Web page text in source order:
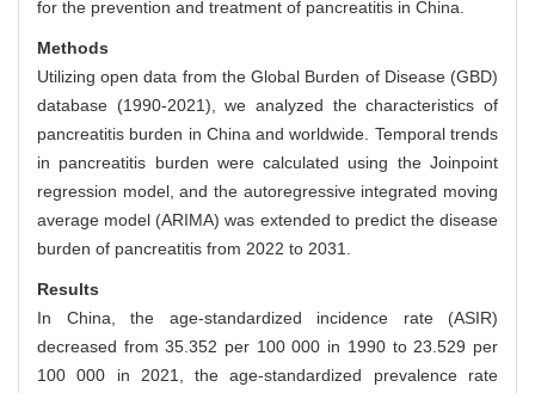
for the prevention and treatment of pancreatitis in China.
Methods
Utilizing open data from the Global Burden of Disease (GBD)
database (1990-2021), we analyzed the characteristics of
pancreatitis burden in China and worldwide. Temporal trends
in pancreatitis burden were calculated using the Joinpoint
regression model, and the autoregressive integrated moving
average model (ARIMA) was extended to predict the disease
burden of pancreatitis from 2022 to 2031.
Results
In China, the age-standardized incidence rate (ASIR)
decreased from 35.352 per 100 000 in 1990 to 23.529 per
100 000 in 2021, the age-standardized prevalence rate